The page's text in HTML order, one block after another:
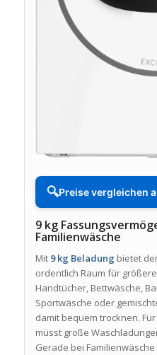
🔍Preise vergleichen
9 kg
Familienwäsche
Mit 9 kg Beladung bietet
ordentlich Raum für
Handtücher, Bettwäsche,
Sportwäsche oder
damit bequem trocknen.
müsst große
Gerade bei